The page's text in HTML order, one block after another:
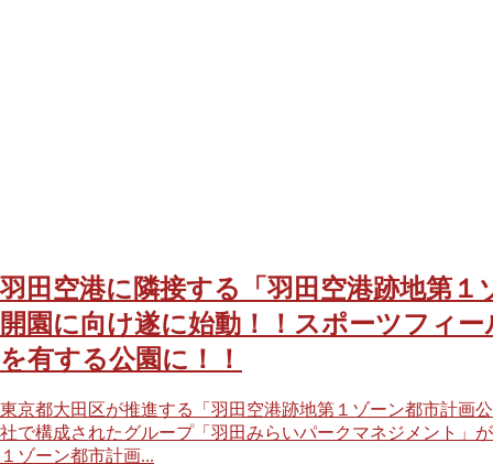
羽田空港に隣接する「羽田空港跡地第１
開園に向け遂に始動！！スポーツフィ
を有する公園に！！
東京都大田区が推進する「羽田空港跡地第１ゾーン都市計画
社で構成されたグループ「羽田みらいパークマネジメント」
１ゾーン都市計画...